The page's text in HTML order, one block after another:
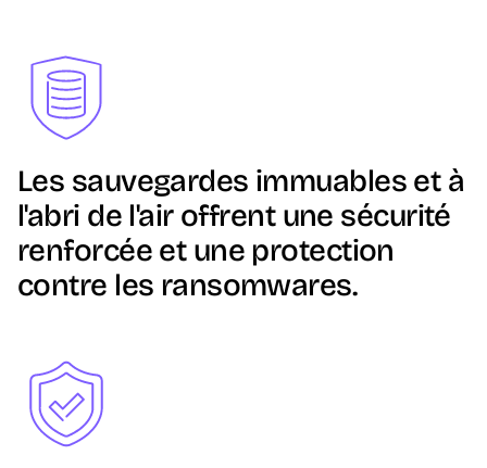
Image
Les sauvegardes immuables et à
l'abri de l'air offrent une sécurité
renforcée et une protection
contre les ransomwares.
Image